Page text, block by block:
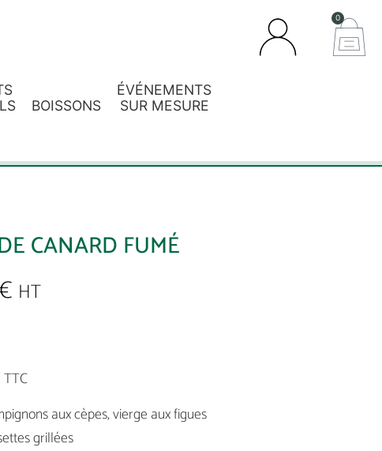
0
BOISSONS
ÉVÉNEMENTS
SUR MESURE
CANARD FUMÉ
HT
aux cèpes, vierge aux figues
grillées